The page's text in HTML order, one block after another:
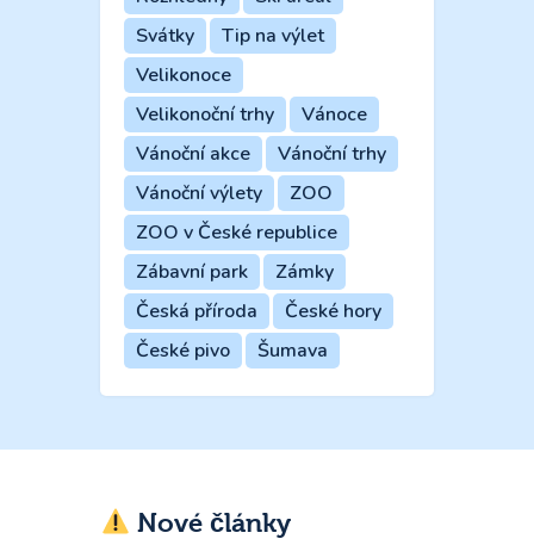
Svátky
Tip na výlet
Velikonoce
Velikonoční trhy
Vánoce
Vánoční akce
Vánoční trhy
Vánoční výlety
ZOO
ZOO v České republice
Zábavní park
Zámky
Česká příroda
České hory
České pivo
Šumava
Nové články